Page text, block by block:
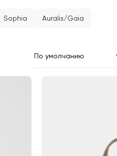
Sophia Auralis/Gaia
По умолчанию